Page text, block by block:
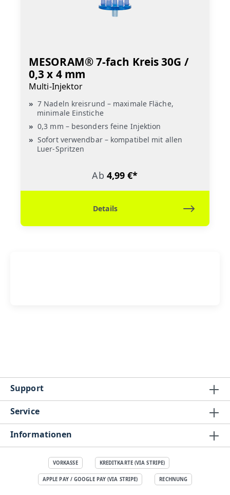
MESORAM® 7-fach Kreis 30G /
0,3 x 4 mm
Multi-Injektor
7 Nadeln kreisrund – maximale Fläche,
minimale Einstiche
0,3 mm – besonders feine Injektion
Sofort verwendbar – kompatibel mit allen
Luer-Spritzen
Ab 4,99 €*
Details
Support
Service
Informationen
VORKASSE KREDITKARTE (VIA STRIPE)
APPLE PAY / GOOGLE PAY (VIA STRIPE) RECHNUNG